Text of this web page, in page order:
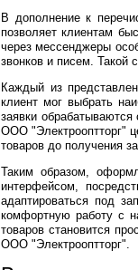
В дополнение к
позволяет клиентам
через мессенджеры
звонков и писем. Такой
Каждый из
клиент мог выбрать
заявки
ООО "Электрооптторг"
товаров до получения
Таким образом,
интерфейсом,
адаптироваться под
комфортную работу с
товаров становится
ООО "Электрооптторг".